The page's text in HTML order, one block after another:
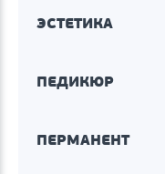
ЭСТЕТИКА
ПЕДИКЮР
ПЕРМАНЕНТ